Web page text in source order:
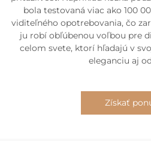
bola testovaná viac ako 100
viditeľného opotrebovania, čo
ju robí obľúbenou voľbou pre
celom svete, ktorí hľadajú v
eleganciu aj
Získať